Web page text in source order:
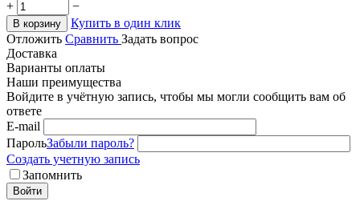
+
−
В корзину
Купить в один клик
Отложить Сравнить Задать вопрос
Доставка
Варианты оплаты
Наши преимущества
Войдите в учётную запись, чтобы мы могли сообщить вам об
ответе
E-mail
ПарольЗабыли пароль?
Создать учетную запись
Запомнить
Войти